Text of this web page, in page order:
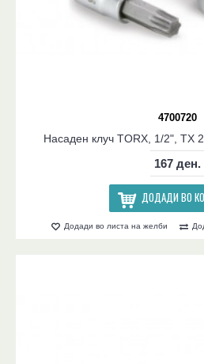
4700720
Насаден клуч TORX, 1/2", TX
167 ден.
ДОДАДИ ВО
Додади во листа на желби